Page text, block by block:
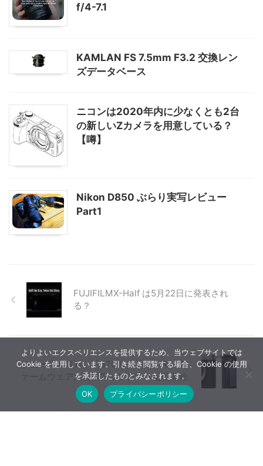
f/4-7.1
KAMLAN FS 7.5mm F3.2 交換レン
ズデータベース
ニコンは2020年内に少なくとも2台
の新しいZカメラを用意している？
【噂】
Nikon D850 ぶらり実写レビュー
Part1
FUJIFILMX-Half は5月22日に発表され
る？
ソニー「α7S III」「α7C II」「α7C R」フ
ァームウェア大規模アップデート配信開始
よりよいエクスペリエンスを提供するため、当ウェブサイトでは
Cookie を使用しています。引き続き閲覧する場合、Cookie の使用
を承諾したものとみなされます。
OK
プライバシーポリシー